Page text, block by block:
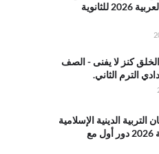
في اللغة العربية 2026 للثانوية
كنز لا يفنى - الصف
الترم الثاني.
التربية الدينية الإسلامية
ثانوية عامة 2026 دور أول مع